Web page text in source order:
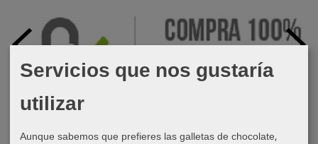
Servicios que nos gustaría
utilizar
Aunque sabemos que prefieres las galletas de chocolate,